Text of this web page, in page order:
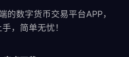
的数字货币交易平台APP，
，简单无忧！